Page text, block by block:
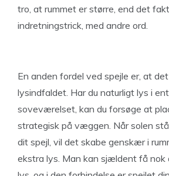
tro, at rummet er større, end det
indretningstrick, med andre ord.
En anden fordel ved spejle er, at
lysindfaldet. Har du naturligt lys i
soveværelset, kan du forsøge at
strategisk på væggen. Når solen
dit spejl, vil det skabe genskær i
ekstra lys. Man kan sjældent få nok